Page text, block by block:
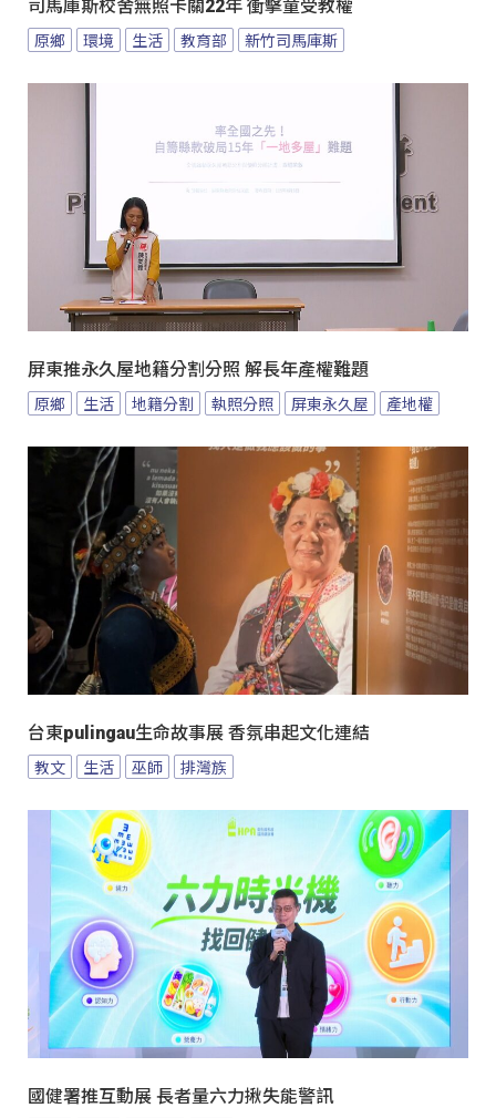
司馬庫斯校舍無照卡關22年 衝擊童受教權
原鄉 環境 生活 教育部 新竹司馬庫斯
屏東推永久屋地籍分割分照 解長年產權難題
原鄉 生活 地籍分割 執照分照 屏東永久屋 產地權
台東pulingau生命故事展 香氛串起文化連結
教文 生活 巫師 排灣族
國健署推互動展 長者量六力揪失能警訊